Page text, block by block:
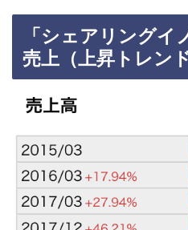
「シェアリングイ
売上（上昇トレン